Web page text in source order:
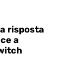
risposta
a